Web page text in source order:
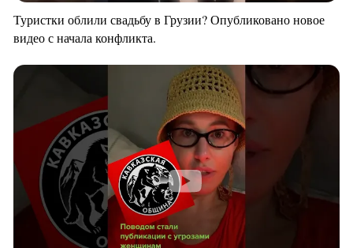
Туристки облили свадьбу в Грузии? Опубликовано новое
видео с начала конфликта.